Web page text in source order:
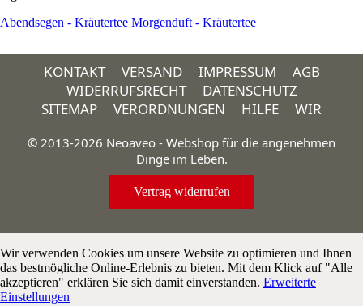
Abendsegen - Kräutertee Morgenduft - Kräutertee
KONTAKT VERSAND IMPRESSUM
AGB
WIDERRUFSRECHT
DATENSCHUTZ
SITEMAP
VERORDNUNGEN HILFE WIR
© 2013-2026 Neoaveo - Webshop für die angenehmen
Dinge im Leben.
Vertrag widerrufen
Wir verwenden Cookies um unsere Website zu optimieren und Ihnen
das bestmögliche Online-Erlebnis zu bieten. Mit dem Klick auf "Alle
akzeptieren" erklären Sie sich damit einverstanden. Erweiterte
Einstellungen